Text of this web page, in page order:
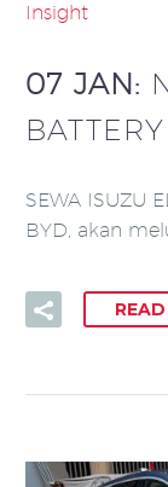
Insight
07 JAN:
BATTERY
SEWA ISUZU
BYD, akan